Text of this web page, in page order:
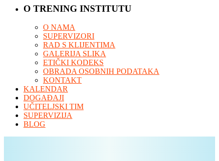
O TRENING INSTITUTU
O NAMA
SUPERVIZORI
RAD S KLIJENTIMA
GALERIJA SLIKA
ETIČKI KODEKS
OBRADA OSOBNIH PODATAKA
KONTAKT
KALENDAR
DOGAĐAJI
UČITELJSKI TIM
SUPERVIZIJA
BLOG